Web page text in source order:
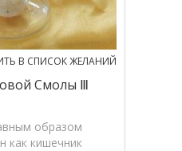
В СПИСОК ЖЕЛАНИЙ
Смолы Ⅲ
образом
как кишечник